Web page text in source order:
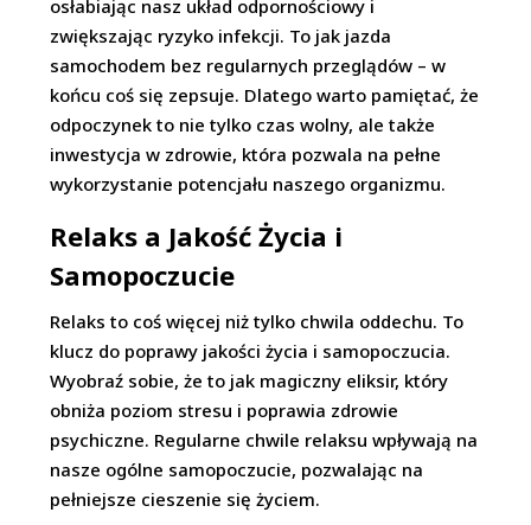
osłabiając nasz układ odpornościowy i
zwiększając ryzyko infekcji. To jak jazda
samochodem bez regularnych przeglądów – w
końcu coś się zepsuje. Dlatego warto pamiętać, że
odpoczynek to nie tylko czas wolny, ale także
inwestycja w zdrowie, która pozwala na pełne
wykorzystanie potencjału naszego organizmu.
Relaks a Jakość Życia i
Samopoczucie
Relaks to coś więcej niż tylko chwila oddechu. To
klucz do poprawy jakości życia i samopoczucia.
Wyobraź sobie, że to jak magiczny eliksir, który
obniża poziom stresu i poprawia zdrowie
psychiczne. Regularne chwile relaksu wpływają na
nasze ogólne samopoczucie, pozwalając na
pełniejsze cieszenie się życiem.